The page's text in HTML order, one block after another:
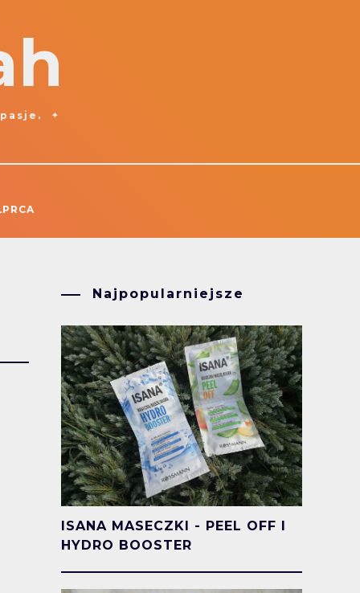
Najpopularniejsze
ISANA MASECZKI - PEEL OFF I
HYDRO BOOSTER